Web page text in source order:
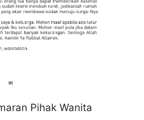
Pihak Wanita